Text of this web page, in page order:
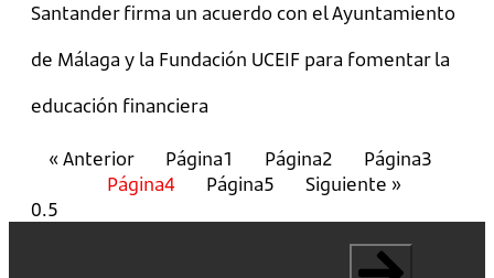
Santander firma un acuerdo con el Ayuntamiento
de Málaga y la Fundación UCEIF para fomentar la
educación financiera
« Anterior Página1 Página2 Página3
Página4 Página5 Siguiente »